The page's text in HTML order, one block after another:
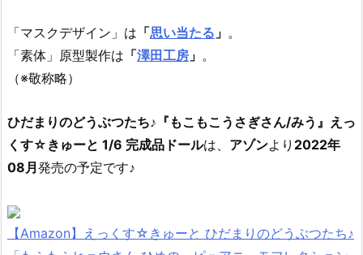
「マスクデザイン」は 「思い当たる 」 。
「素体」原型製作は 「澤田工房 」 。
（※敬称略）
ひだまりのどうぶつたち♪『もこもこうさぎさん/みう』えっ
くす☆きゅーと 1/6 完成品ドールは、 アゾンより 2022年
08月発売の予定です♪
【Amazon】えっくす☆きゅーと ひだまりのどうぶつたち♪